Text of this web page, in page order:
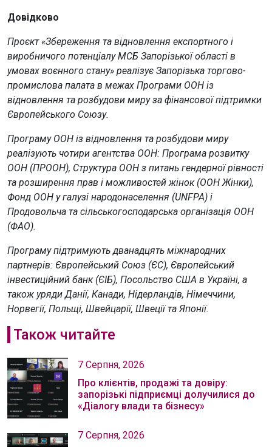
Довідково
Проєкт «Збереження та відновлення експортного і
виробничого потенціалу МСБ Запорізької області в
умовах воєнного стану» реалізує Запорізька торгово-
промислова палата в межах Програми ООН із
відновлення та розбудови миру за фінансової підтримки
Європейського Союзу.
Програму ООН із відновлення та розбудови миру
реалізують чотири агентства ООН: Програма розвитку
ООН (ПРООН), Структура ООН з питань гендерної рівності
та розширення прав і можливостей жінок (ООН Жінки),
Фонд ООН у галузі народонаселення (UNFPA) і
Продовольча та сільськогосподарська організація ООН
(ФАО).
Програму підтримують дванадцять міжнародних
партнерів: Європейський Союз (ЄС), Європейський
інвестиційний банк (ЄІБ), Посольство США в Україні, а
також уряди Данії, Канади, Нідерландів, Німеччини,
Норвегії, Польщі, Швейцарії, Швеції та Японії.
Також читайте
7 Серпня, 2026
Про клієнтів, продажі та довіру:
запорізькі підприємці долучилися до
«Діалогу влади та бізнесу»
7 Серпня, 2026